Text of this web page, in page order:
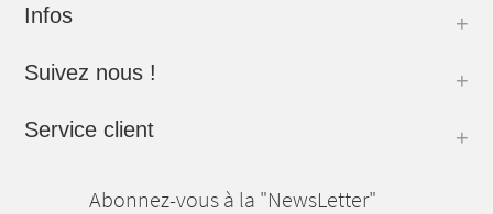
Infos
Suivez nous !
Service client
Abonnez-vous à la "NewsLetter"